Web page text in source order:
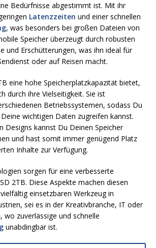
Bedürfnisse abgestimmt ist. Mit ihr
Latenzzeiten und einer schnellen
, was besonders bei großen Dateien von
Speicher überzeugt durch robusten
und Erschütterungen, was ihn ideal für
oder auf Reisen macht.
eine hohe Speicherplatzkapazität bietet,
durch ihre Vielseitigkeit. Sie ist
Betriebssystemen, sodass Du
wichtigen Daten zugreifen kannst.
Designs kannst Du Deinen Speicher
und hast somit immer genügend Platz
Inhalte zur Verfügung.
sorgen für eine verbesserte
2TB. Diese Aspekte machen diesen
einsetzbaren Werkzeug in
sei es in der Kreativbranche, IT oder
wo zuverlässige und schnelle
unabdingbar ist.